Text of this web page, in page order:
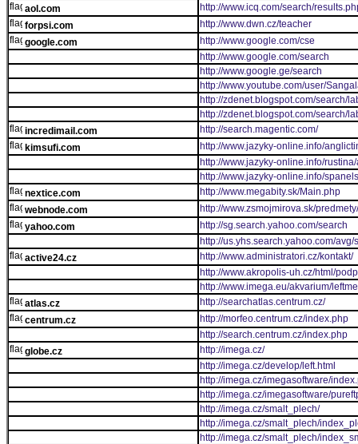
aol.com
http://www.icq.com/search/
forpsi.com
http://www.dwn.cz/teacher
google.com
http://www.google.com/cse
http://www.google.com/search
http://www.google.ge/search
http://www.youtube.com/user/
http://zdenet.blogspot.com/search/
http://zdenet.blogspot.com/search/
incredimail.com
http://search.magentic.com/
kimsufi.com
http://www.jazyky-online.info/
http://www.jazyky-online.info/
http://www.jazyky-online.info/
nextice.com
http://www.megabity.sk/Main.php
webnode.com
http://www.zsmojmirova.sk/predmety/
yahoo.com
http://sg.search.yahoo.com/search
http://us.yhs.search.yahoo.com/avg/
active24.cz
http://www.administratori.cz/kontakt/
http://www.akropolis-uh.cz/html/
http://www.imega.eu/akvarium/
atlas.cz
http://searchatlas.centrum.cz/
centrum.cz
http://morfeo.centrum.cz/index.php
http://search.centrum.cz/index.php
globe.cz
http://imega.cz/
http://imega.cz/develop/left.html
http://imega.cz/imegasoftware/
http://imega.cz/imegasoftware/
http://imega.cz/smalt_plech/
http://imega.cz/smalt_plech/
http://imega.cz/smalt_plech/